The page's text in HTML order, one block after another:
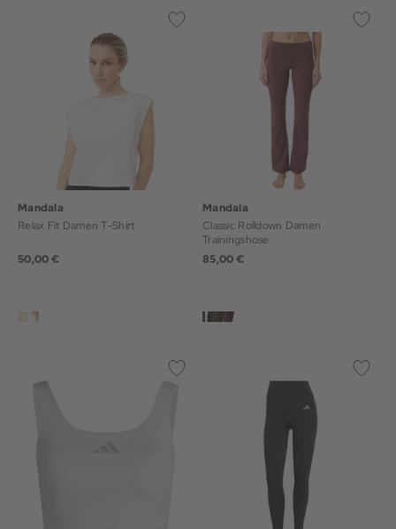
Mandala
Relax Fit Damen T-Shirt
50,00 €
Mandala
Classic Rolldown Damen
Trainingshose
85,00 €